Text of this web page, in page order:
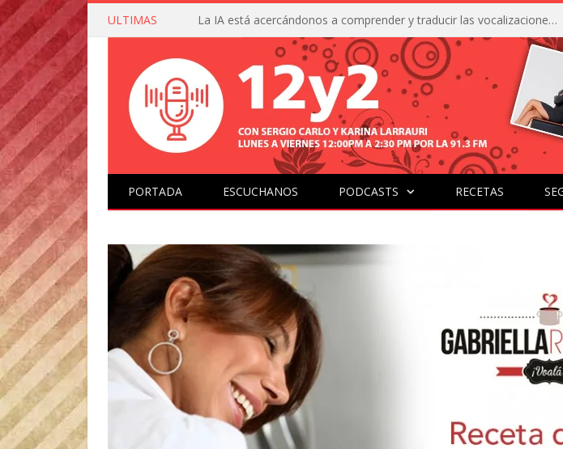
ULTIMAS La IA está acercándonos a comprender y traducir las vocalizaciones y comportamientos de nuestras mascotas
PORTADA ESCUCHANOS PODCASTS RECETAS